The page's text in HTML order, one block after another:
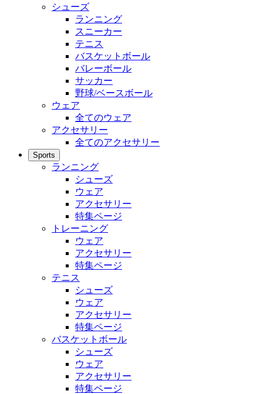
シューズ
ランニング
スニーカー
テニス
バスケットボール
バレーボール
サッカー
野球/ベースボール
ウェア
全てのウェア
アクセサリー
全てのアクセサリー
Sports
ランニング
シューズ
ウェア
アクセサリー
特集ページ
トレーニング
ウェア
アクセサリー
特集ページ
テニス
シューズ
ウェア
アクセサリー
特集ページ
バスケットボール
シューズ
ウェア
アクセサリー
特集ページ